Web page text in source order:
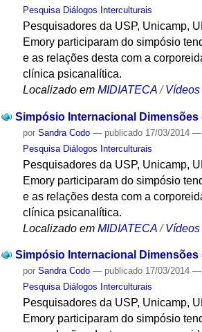
Pesquisa Diálogos Interculturais
Pesquisadores da USP, Unicamp,
Emory participaram do simpósio
e as relações desta com a
clínica psicanalítica.
Localizado em MIDIATECA /Vídeos
Simpósio Internacional
porSandra Codo — publicado 17/03/2014—
Pesquisa Diálogos Interculturais
Pesquisadores da USP, Unicamp,
Emory participaram do simpósio
e as relações desta com a
clínica psicanalítica.
Localizado em MIDIATECA /Vídeos
Simpósio Internacional
porSandra Codo — publicado 17/03/2014—
Pesquisa Diálogos Interculturais
Pesquisadores da USP, Unicamp,
Emory participaram do simpósio